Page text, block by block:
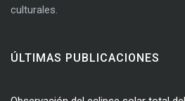
culturales.
ÚLTIMAS PUBLICACIONES